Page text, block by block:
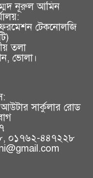
নূরুল আমিন
টেকনোলজি
তলা
ভোলা।
সার্কুলার রোড
০১৭৬২-৪৪৭২২৮